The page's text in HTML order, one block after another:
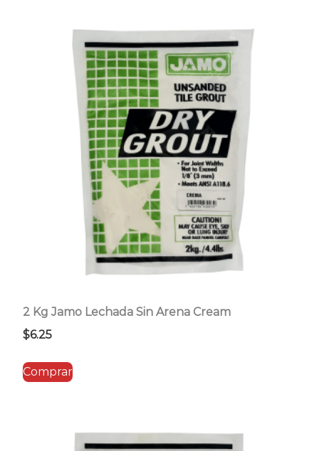
precio:
bajo
a
alto
2 Kg Jamo Lechada Sin Arena Cream
$6.25
Comprar